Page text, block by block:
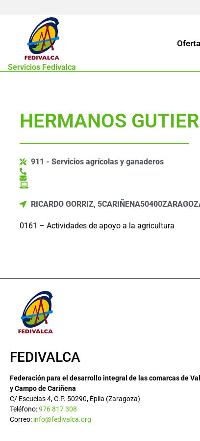
Servicios Fedivalca
HERMANOS
911 - Servicios agrícolas y ganaderos
RICARDO GORRIZ, 5CARIÑENA50400
0161 – Actividades de apoyo a la agricultura
FEDIVALCA
Federación para el desarrollo integral de las comarcas de
y Campo de Cariñena
C/ Escuelas 4, C.P. 50290, Épila (Zaragoza)
Teléfono:976 817 308
Correo: info@fedivalca.org